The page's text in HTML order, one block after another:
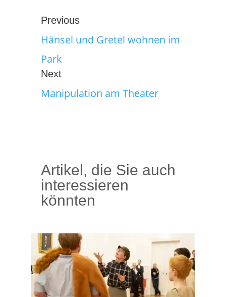
Previous
Hänsel und Gretel wohnen im
Park
Next
Manipulation am Theater
Artikel, die Sie auch
interessieren
könnten